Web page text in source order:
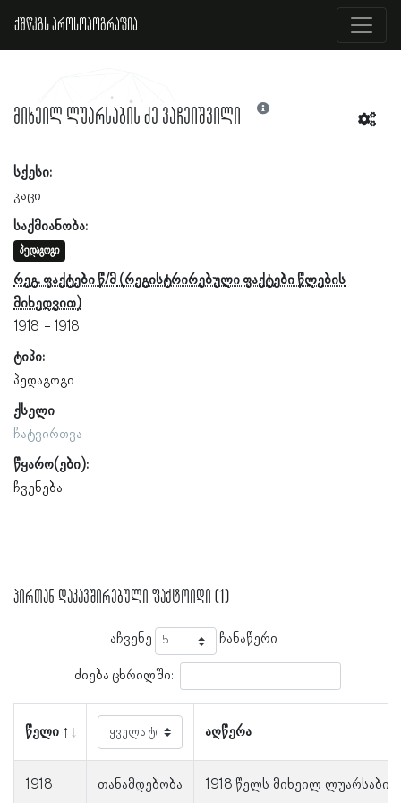
ქშწკგს პროსოპოგრაფია
მიხეილ ლუარსაბის ძე ვაჩეიშვილი
სქესი:
კაცი
საქმიანობა:
პედაგოგი
რეგ. ფაქტები წ/მ
1918
1918
ტიპი:
პედაგოგი
ქსელი
ჩატვირთვა
წყარო(ები):
ჩვენება
პირთან დაკავშირებული ფაქტოიდი (1)
აჩვენე ჩანაწერი
ძიება ცხრილში:
წელი აღწერა
1918 თანამდებობა 1918 წელს მიხეილ